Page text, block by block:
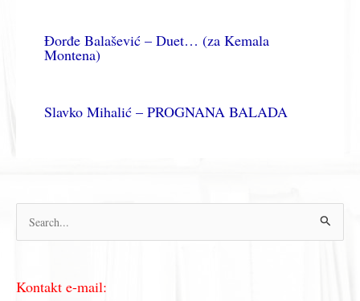
Đorđe Balašević – Duet… (za Kemala
Montena)
Slavko Mihalić – PROGNANA BALADA
р
т
Kontakt e-mail: